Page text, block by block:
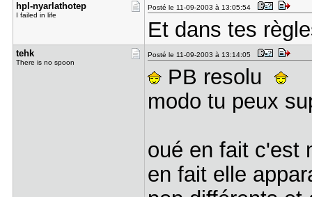
hpl-nyarla​thotep
I failed in life
Posté le 11-09-2003 à 13:05:54
Et dans tes
tehk
There is no spoon
Posté le 11-09-2003 à 13:14:05
PB resolu
modo tu peux
oué en fait c'est
en fait elle